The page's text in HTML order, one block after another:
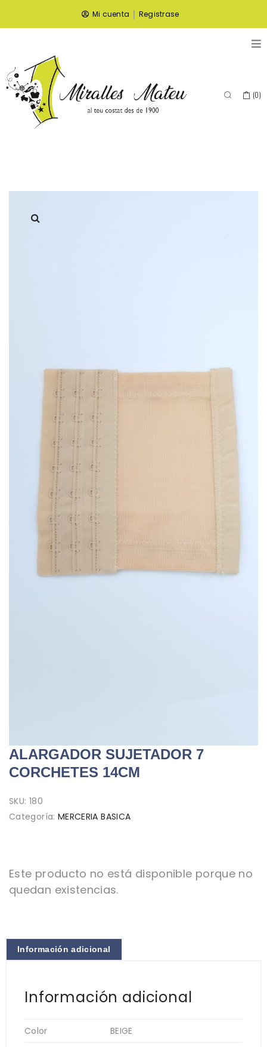
Mi cuenta | Registrase
(0)
ALARGADOR SUJETADOR 7
CORCHETES 14CM
SKU: 180
Categoría: MERCERIA BASICA
Este producto no está disponible porque no
quedan existencias.
Información adicional
Información adicional
Color
BEIGE